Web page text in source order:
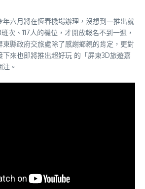
年六月將在恆春機場辦理，沒想到一推出就
次、117人的機位，才開放報名不到一週，
東縣政府交旅處除了感謝鄉親的肯定，更對
下來也即將推出超好玩 的「屏東3D旅遊嘉
。